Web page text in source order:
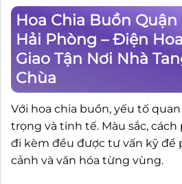
Hoa Chia Buồn
Hải Phòng – Điện
Giao Tận Nơi Nhà
Chùa
Với hoa chia buồn, yếu tố
trọng và tinh tế. Màu sắc, cách
đi kèm đều được tư vấn kỹ để
cảnh và văn hóa từng vùng.